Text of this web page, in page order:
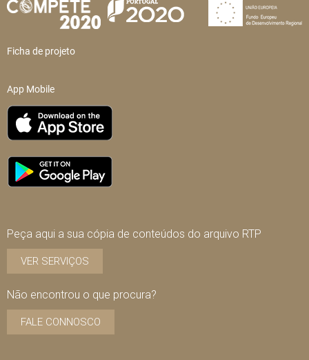
Ficha de projeto
App Mobile
Peça aqui a sua cópia de conteúdos do arquivo RTP
VER SERVIÇOS
Não encontrou o que procura?
FALE CONNOSCO